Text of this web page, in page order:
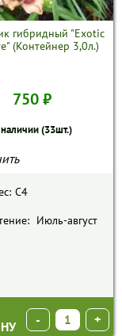
гибридный "Exotic
(Контейнер 3,0л.)
750 ₽
(33шт.)
С4
Июль-август
- +